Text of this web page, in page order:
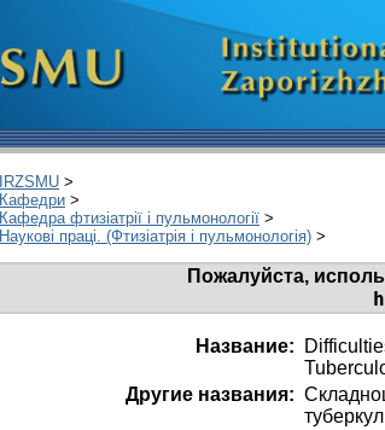
IRZSMU >
Кафедри >
Кафедра фтизіатрії і пульмонології >
Наукові праці. (Фтизіатрія і пульмонологія) >
Пожалуйста,
Название:
Другие названия: